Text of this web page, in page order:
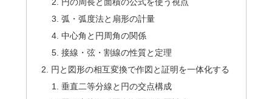
弧・弧度法と扇形の計量
中心角と円周角の関係
接線・弦・割線の性質と定理
円と図形の相互変換で作図と証明を一体化する
垂直二等分線と円の交点構成